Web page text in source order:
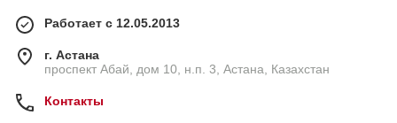
Работает с 12.05.2013
г. Астана
проспект Абай, дом 10, н.п. 3, Астана, Казахстан
Контакты